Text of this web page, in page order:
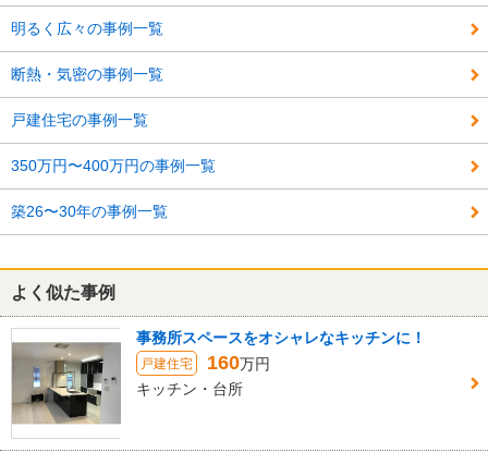
明るく広々の事例一覧
断熱・気密の事例一覧
戸建住宅の事例一覧
350万円〜400万円の事例一覧
築26〜30年の事例一覧
よく似た事例
事務所スペースをオシャレなキッチンに！
戸建住宅 160万円
キッチン・台所